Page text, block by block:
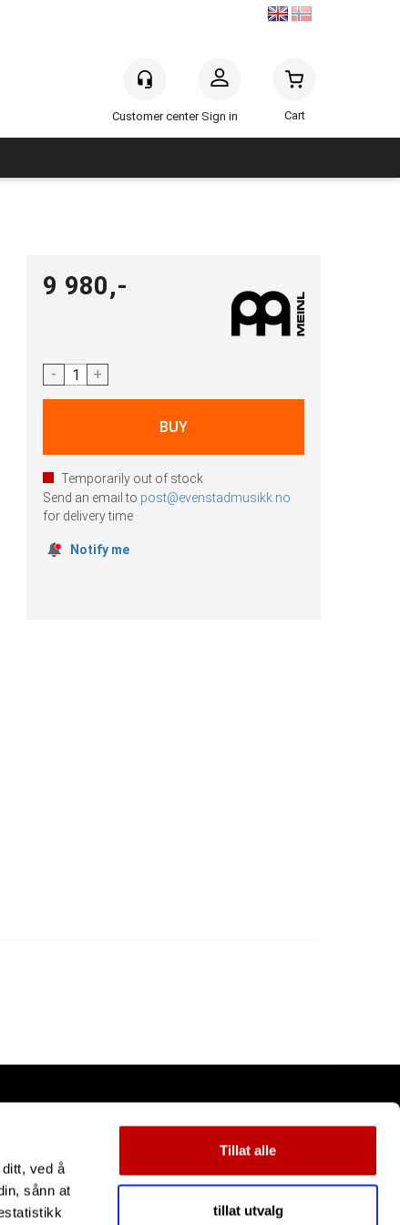
ved å
sånn at
Tillat alle
tillat utvalg
Sign in
9 980,-
- +
Temporarily out of stock
Send an email to post@evenstadmusikk.no
for delivery time
Notify me